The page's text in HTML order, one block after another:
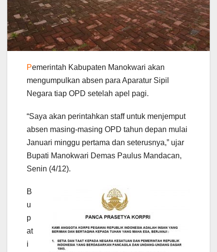
Pemerintah Kabupaten Manokwari akan
mengumpulkan absen para Aparatur Sipil
Negara tiap OPD setelah apel pagi.
“Saya akan perintahkan staff untuk menjemput
absen masing-masing OPD tahun depan mulai
Januari minggu pertama dan seterusnya,” ujar
Bupati Manokwari Demas Paulus Mandacan,
Senin (4/12).
B
u
p
at
i